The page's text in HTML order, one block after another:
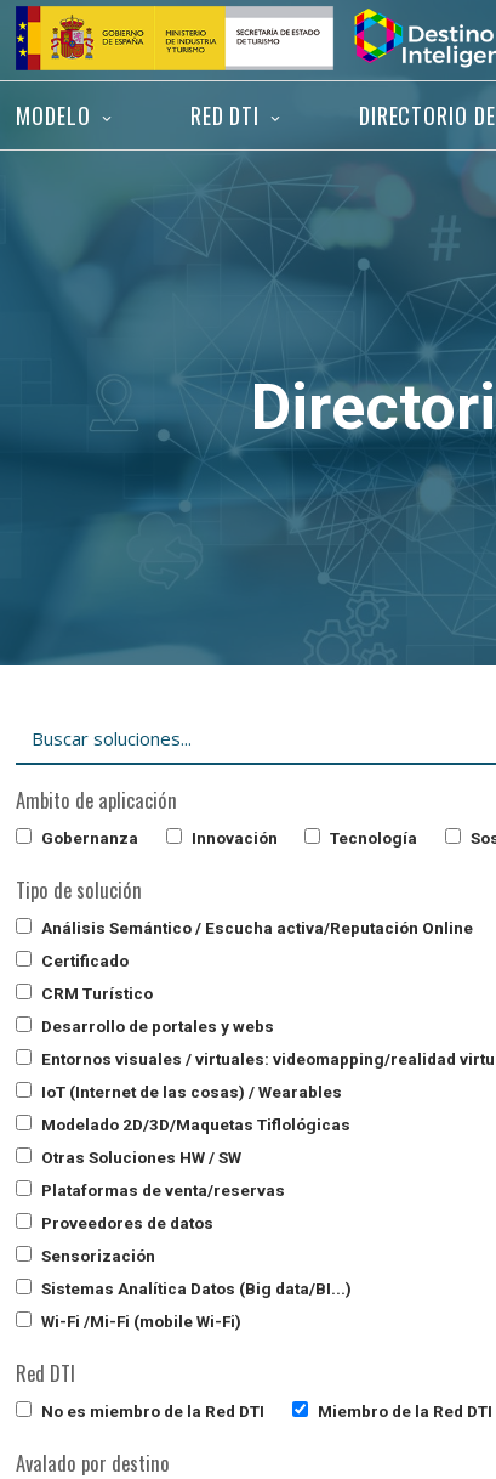
Saltar
contenido
Inicio
MODELO RED DTI DIRECTORIO
Ambito de aplicación
Gobernanza Innovación Tecnología
Tipo de solución
Análisis Semántico / Escucha activa/Reputación Online
Certificado
CRM Turístico
Desarrollo de portales y webs
Entornos visuales / virtuales: videomapping/realidad
IoT (Internet de las cosas) / Wearables
Modelado 2D/3D/Maquetas Tiflológicas
Otras Soluciones HW / SW
Plataformas de venta/reservas
Proveedores de datos
Sensorización
Sistemas Analítica Datos (Big data/BI...)
Wi-Fi /Mi-Fi (mobile Wi-Fi)
Red DTI
No es miembro de la Red DTI Miembro de la Red DTI
Avalado por destino